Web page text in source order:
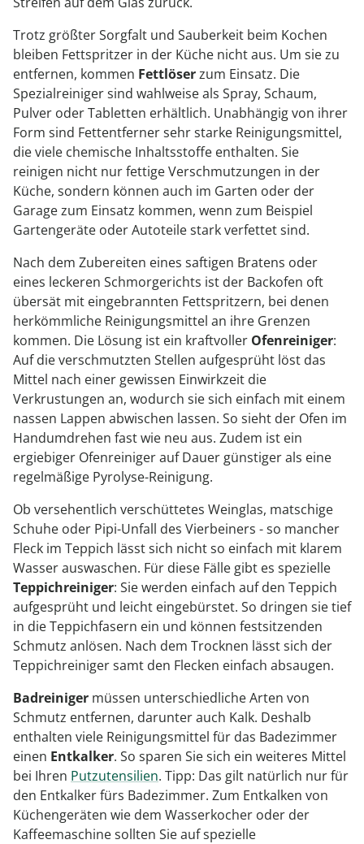
Trotz größter Sorgfalt und Sauberkeit beim Kochen
bleiben Fettspritzer in der Küche nicht aus. Um sie zu
entfernen, kommen Fettlöserzum Einsatz. Die
Spezialreiniger sind wahlweise als Spray, Schaum,
Pulver oder Tabletten erhältlich. Unabhängig von ihrer
Form sind Fettentferner sehr starke Reinigungsmittel,
die viele chemische Inhaltsstoffe enthalten. Sie
reinigen nicht nur fettige Verschmutzungen in der
Küche, sondern können auch im Garten oder der
Garage zum Einsatz kommen, wenn zum Beispiel
Gartengeräte oder Autoteile stark verfettet sind.
Nach dem Zubereiten eines saftigen Bratens oder
eines leckeren Schmorgerichts ist der Backofen oft
übersät mit eingebrannten Fettspritzern, bei denen
herkömmliche Reinigungsmittel an ihre Grenzen
kommen. Die Lösung ist ein kraftvoller Ofenreiniger:
Auf die verschmutzten Stellen aufgesprüht löst das
Mittel nach einer gewissen Einwirkzeit die
Verkrustungen an, wodurch sie sich einfach mit einem
nassen Lappen abwischen lassen. So sieht der Ofen im
Handumdrehen fast wie neu aus. Zudem ist ein
ergiebiger Ofenreiniger auf Dauer günstiger als eine
regelmäßige Pyrolyse-Reinigung.
Ob versehentlich verschüttetes Weinglas, matschige
Schuhe oder Pipi-Unfall des Vierbeiners - so mancher
Fleck im Teppich lässt sich nicht so einfach mit klarem
Wasser auswaschen. Für diese Fälle gibt es spezielle
Teppichreiniger: Sie werden einfach auf den Teppich
aufgesprüht und leicht eingebürstet. So dringen sie tief
in die Teppichfasern ein und können festsitzenden
Schmutz anlösen. Nach dem Trocknen lässt sich der
Teppichreiniger samt den Flecken einfach absaugen.
Badreiniger müssen unterschiedliche Arten von
Schmutz entfernen, darunter auch Kalk. Deshalb
enthalten viele Reinigungsmittel für das Badezimmer
einen Entkalker. So sparen Sie sich ein weiteres Mittel
bei Ihren Putzutensilien. Tipp: Das gilt natürlich nur für
den Entkalker fürs Badezimmer. Zum Entkalken von
Küchengeräten wie dem Wasserkocher oder der
Kaffeemaschine sollten Sie auf spezielle